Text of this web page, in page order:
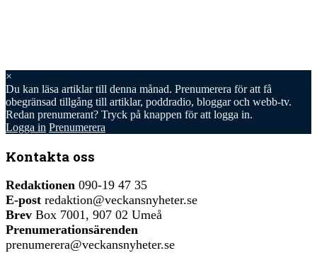
×
Du kan läsa artiklar till denna månad. Prenumerera för att få
obegränsad tillgång till artiklar, poddradio, bloggar och webb-tv.
Redan prenumerant? Tryck på knappen för att logga in.
Logga in Prenumerera
Kontakta oss
Redaktionen 090-19 47 35
E-post redaktion@veckansnyheter.se
Brev Box 7001, 907 02 Umeå
Prenumerationsärenden
prenumerera@veckansnyheter.se